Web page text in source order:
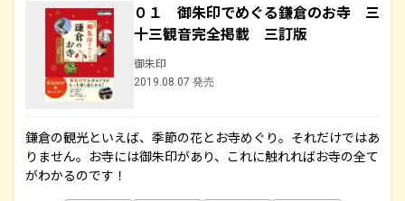
０１ 御朱印でめぐる鎌倉のお寺 三
十三観音完全掲載 三訂版
御朱印
2019.08.07 発売
鎌倉の観光といえば、季節の花とお寺めぐり。それだけではあ
りません。お寺には御朱印があり、これに触れればお寺の全て
がわかるのです！